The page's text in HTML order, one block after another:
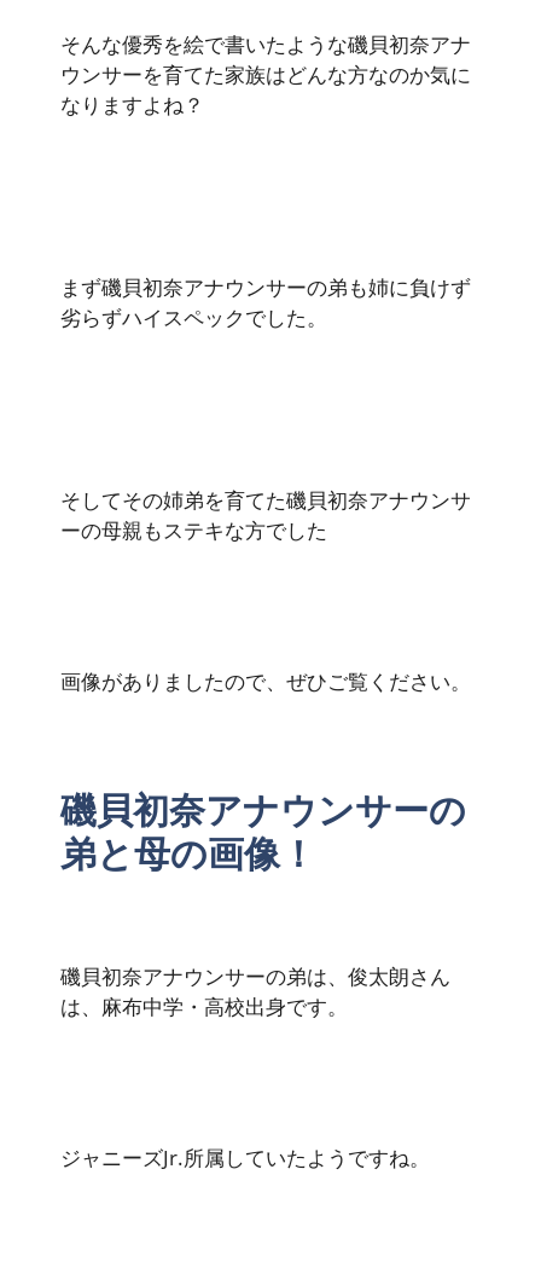
そんな優秀を絵で書いたような磯貝初奈アナ
ウンサーを育てた家族はどんな方なのか気に
なりますよね？
まず磯貝初奈アナウンサーの弟も姉に負けず
劣らずハイスペックでした。
そしてその姉弟を育てた磯貝初奈アナウンサ
ーの母親もステキな方でした
画像がありましたので、ぜひご覧ください。
磯貝初奈アナウンサーの
弟と母の画像！
磯貝初奈アナウンサーの弟は、俊太朗さん
は、麻布中学・高校出身です。
ジャニーズJr.所属していたようですね。